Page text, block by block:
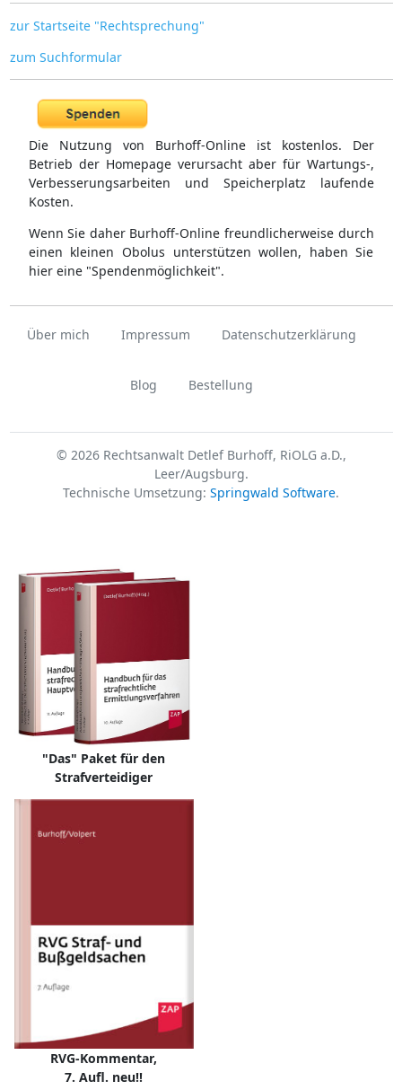
zur Startseite "Rechtsprechung"
zum Suchformular
Die Nutzung von Burhoff-Online ist kostenlos. Der
Betrieb der Homepage verursacht aber für Wartungs-,
Verbesserungsarbeiten und Speicherplatz laufende
Kosten.
Wenn Sie daher Burhoff-Online freundlicherweise durch
einen kleinen Obolus unterstützen wollen, haben Sie
hier eine "Spendenmöglichkeit".
Über mich Impressum Datenschutzerklärung
Blog Bestellung
© 2026 Rechtsanwalt Detlef Burhoff, RiOLG a.D.,
Leer/Augsburg.
Technische Umsetzung: Springwald Software.
"Das" Paket für den
Strafverteidiger
RVG-Kommentar,
7. Aufl. neu!!